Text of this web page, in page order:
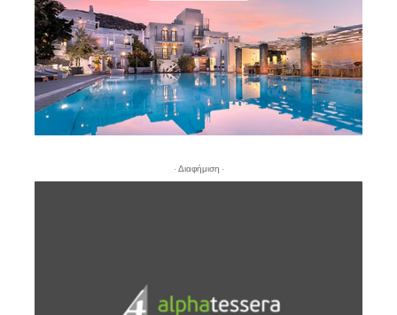
- Διαφήμιση -